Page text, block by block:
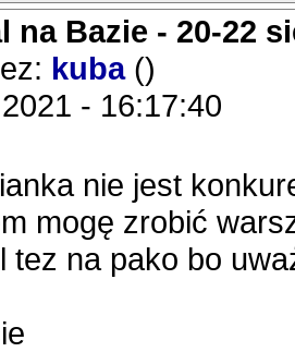
na Bazie - 20-22
kuba ()
- 16:17:40
nie jest
mogę zrobić
tez na pako bo